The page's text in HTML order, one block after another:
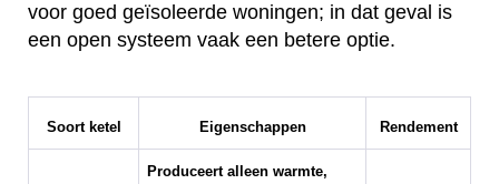
voor goed geïsoleerde woningen; in dat geval is
een open systeem vaak een betere optie.
Soort ketel Eigenschappen Rendement
Produceert alleen warmte,